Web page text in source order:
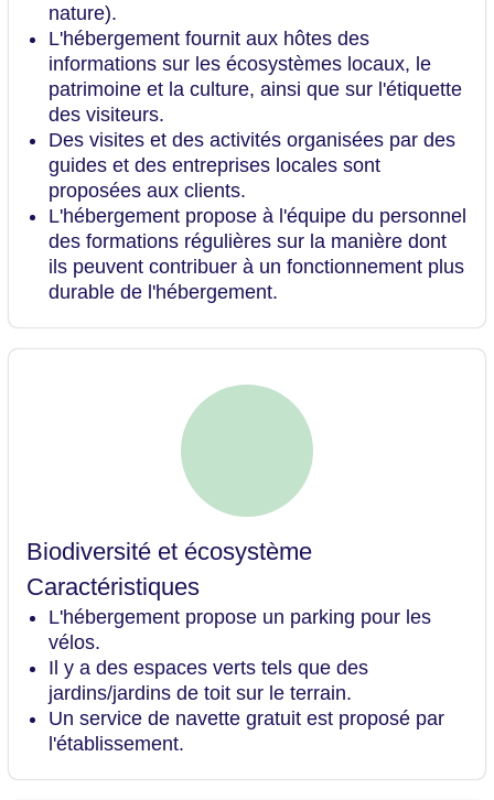
nature).
L'hébergement fournit aux hôtes des
informations sur les écosystèmes locaux, le
patrimoine et la culture, ainsi que sur l'étiquette
des visiteurs.
Des visites et des activités organisées par des
guides et des entreprises locales sont
proposées aux clients.
L'hébergement propose à l'équipe du personnel
des formations régulières sur la manière dont
ils peuvent contribuer à un fonctionnement plus
durable de l'hébergement.
Biodiversité et écosystème
Caractéristiques
L'hébergement propose un parking pour les
vélos.
Il y a des espaces verts tels que des
jardins/jardins de toit sur le terrain.
Un service de navette gratuit est proposé par
l'établissement.